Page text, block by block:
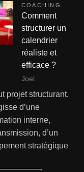
COACHING
Comment
structurer un
calendrier
réaliste et
efficace ?
Joel
projet structurant,
d’une
interne,
d’un
stratégique